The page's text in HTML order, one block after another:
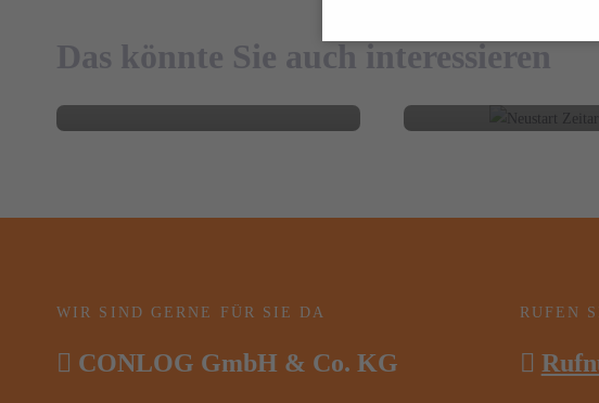
Das könnte Sie auch interessieren
Weitblick treffen
in der Praxis
WIR SIND GERNE FÜR SIE DA
CONLOG GmbH & Co. KG
RUFEN